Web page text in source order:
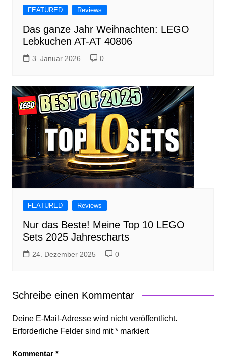
FEATURED Reviews
Das ganze Jahr Weihnachten: LEGO
Lebkuchen AT-AT 40806
3. Januar 2026 0
FEATURED Reviews
Nur das Beste! Meine Top 10 LEGO
Sets 2025 Jahrescharts
24. Dezember 2025 0
Schreibe einen Kommentar
Deine E-Mail-Adresse wird nicht veröffentlicht.
Erforderliche Felder sind mit*markiert
Kommentar *